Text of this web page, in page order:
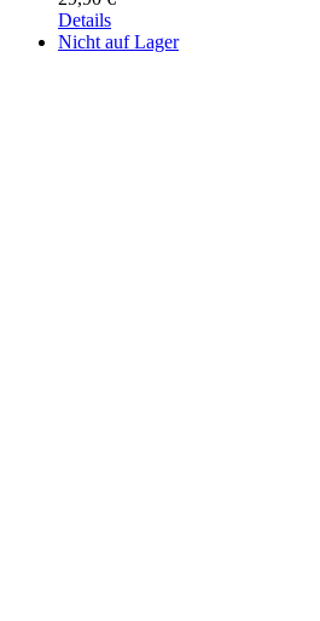
Details
Nicht auf Lager